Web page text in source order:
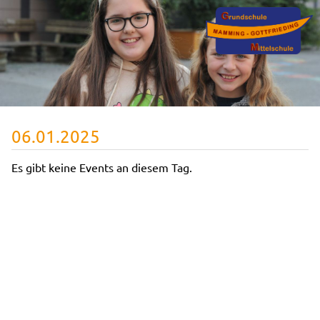
06.01.2025
Es gibt keine Events an diesem Tag.